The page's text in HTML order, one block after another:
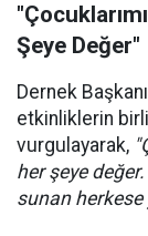
Şeye Değer"
Dernek Başkanı
etkinliklerin
vurgulayarak,
her şeye
sunan